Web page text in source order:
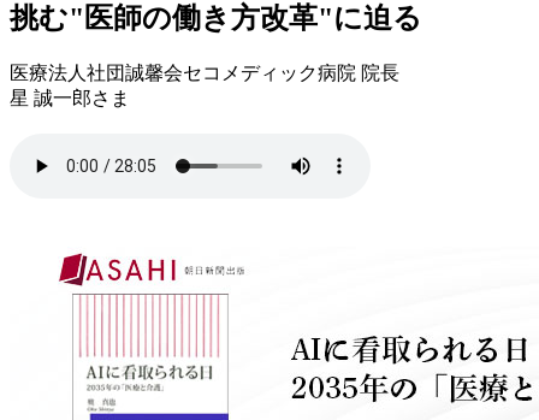
挑む"医師の働き方改革"に迫る
医療法人社団誠馨会セコメディック病院 院長
星 誠一郎さま